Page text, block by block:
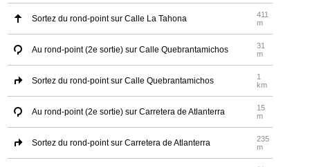
Sortez du rond-point sur Calle La Tahona
411
m
Au rond-point (2e sortie) sur Calle Quebrantamichos
31
m
Sortez du rond-point sur Calle Quebrantamichos
1
km
Au rond-point (2e sortie) sur Carretera de Atlanterra
15
m
Sortez du rond-point sur Carretera de Atlanterra
235
m